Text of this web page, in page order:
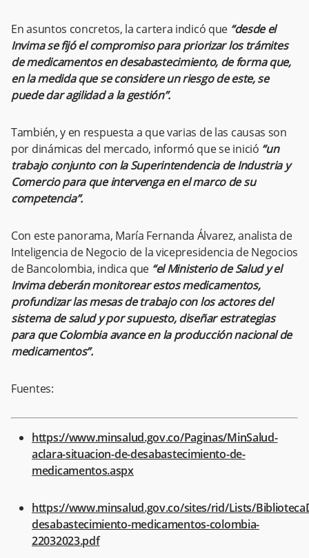
En asuntos concretos, la cartera indicó que “desde el
Invima se fijó el compromiso para priorizar los trámites
de medicamentos en desabastecimiento, de forma que,
en la medida que se considere un riesgo de este, se
puede dar agilidad a la gestión”.
También, y en respuesta a que varias de las causas son
por dinámicas del mercado, informó que se inició “un
trabajo conjunto con la Superintendencia de Industria y
Comercio para que intervenga en el marco de su
competencia”.
Con este panorama, María Fernanda Álvarez, analista de
Inteligencia de Negocio de la vicepresidencia de Negocios
de Bancolombia, indica que “el Ministerio de Salud y el
Invima deberán monitorear estos medicamentos,
profundizar las mesas de trabajo con los actores del
sistema de salud y por supuesto, diseñar estrategias
para que Colombia avance en la producción nacional de
medicamentos”.
Fuentes:
https://www.minsalud.gov.co/Paginas/MinSalud-
aclara-situacion-de-desabastecimiento-de-
medicamentos.aspx
https://www.minsalud.gov.co/sites/rid/Lists/
desabastecimiento-medicamentos-colombia-
22032023.pdf